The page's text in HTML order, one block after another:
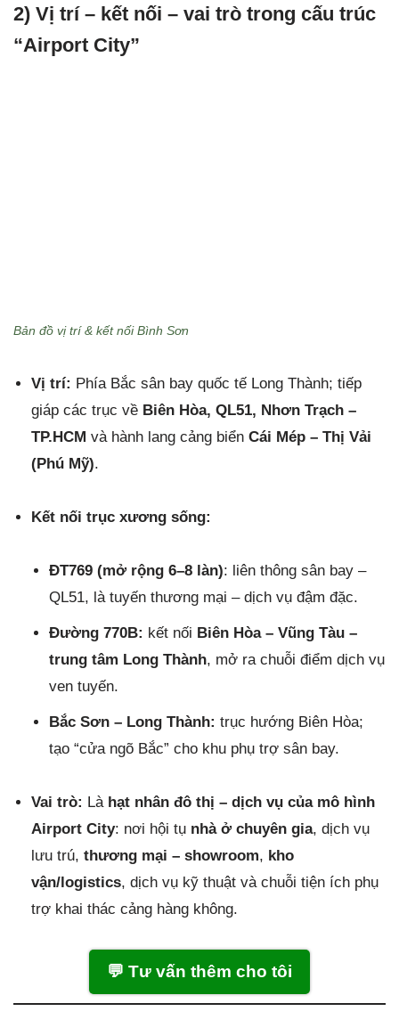
2) Vị trí – kết nối – vai trò trong cấu trúc
“Airport City”
Bản đồ vị trí & kết nối Bình Sơn
Vị trí: Phía Bắc sân bay quốc tế Long Thành; tiếp
giáp các trục về Biên Hòa, QL51, Nhơn Trạch –
TP.HCM và hành lang cảng biển Cái Mép – Thị Vải
(Phú Mỹ).
Kết nối trục xương sống:
ĐT769 (mở rộng 6–8 làn): liên thông sân bay –
QL51, là tuyến thương mại – dịch vụ đậm đặc.
Đường 770B: kết nối Biên Hòa – Vũng Tàu –
trung tâm Long Thành, mở ra chuỗi điểm dịch vụ
ven tuyến.
Bắc Sơn – Long Thành: trục hướng Biên Hòa;
tạo “cửa ngõ Bắc” cho khu phụ trợ sân bay.
Vai trò: Là hạt nhân đô thị – dịch vụ của mô hình
Airport City: nơi hội tụ nhà ở chuyên gia, dịch vụ
lưu trú, thương mại – showroom, kho
vận/logistics, dịch vụ kỹ thuật và chuỗi tiện ích phụ
trợ khai thác cảng hàng không.
💬 Tư vấn thêm cho tôi